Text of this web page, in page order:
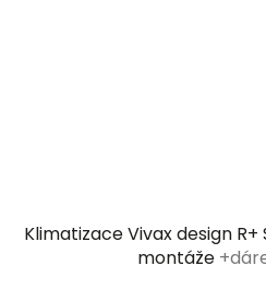
Klimatizace Vivax design
montáže